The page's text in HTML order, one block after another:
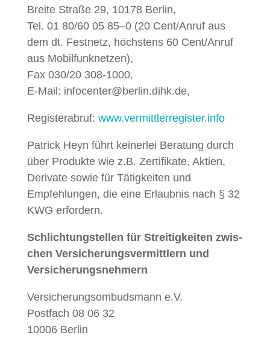
Bre­ite Straße 29, 10178 Berlin,
Tel. 01 80/60 05 85–0 (20 Cent/Anruf aus
dem dt. Fes­t­netz, höch­stens 60 Cent/Anruf
aus Mobil­funknet­zen),
Fax 030/20 308‑1000,
E‑Mail: infocenter@berlin.dihk.de,
Reg­is­terabruf: www.vermittlerregister.info
Patrick Heyn führt kein­er­lei Beratung durch
über Pro­duk­te wie z.B. Zer­ti­fikate, Aktien,
Derivate sowie für Tätigkeit­en und
Empfehlun­gen, die eine Erlaub­nis nach § 32
KWG erfordern.
Schlich­tung­stellen für Stre­it­igkeit­en zwis­
chen Ver­sicherungsver­mit­tlern und
Versicherungsnehmern
Ver­sicherung­som­buds­mann e.V.
Post­fach 08 06 32
10006 Berlin